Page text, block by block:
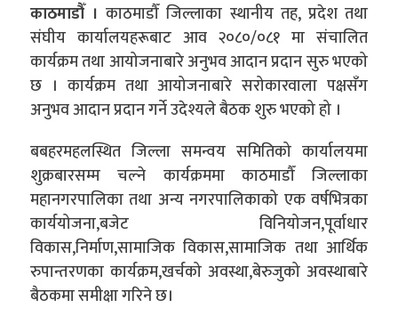
काठमाडौँ । काठमाडौँ जिल्लाका स्थानीय तह, प्रदेश तथा
संघीय कार्यालयहरूबाट आव २०८०/०८१ मा संचालित
कार्यक्रम तथा आयोजनाबारे अनुभव आदान प्रदान सुरु भएको
छ । कार्यक्रम तथा आयोजनाबारे सरोकारवाला पक्षसँग
अनुभव आदान प्रदान गर्ने उदेश्यले बैठक शुरु भएको हो ।
बबहरमहलस्थित जिल्ला समन्वय समितिको कार्यालयमा
शुक्रबारसम्म चल्ने कार्यक्रममा काठमाडौँ जिल्लाका
महानगरपालिका तथा अन्य नगरपालिकाको एक वर्षभित्रका
कार्ययोजना,बजेट विनियोजन,पूर्वाधार
विकास,निर्माण,सामाजिक विकास,सामाजिक तथा आर्थिक
रुपान्तरणका कार्यक्रम,खर्चको अवस्था,बेरुजुको अवस्थाबारे
बैठकमा समीक्षा गरिने छ।